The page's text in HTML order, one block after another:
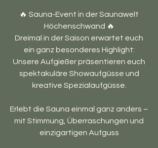
🔥 Sauna-Event in der Saunawelt
Höchenschwand 🔥
Dreimal in der Saison erwartet euch
ein ganz besonderes Highlight:
Unsere Aufgießer präsentieren euch
spektakuläre Showaufgüsse und
kreative Spezialaufgüsse.
Erlebt die Sauna einmal ganz anders –
mit Stimmung, Überraschungen und
einzigartigen Aufguss